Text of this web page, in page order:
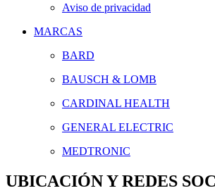
Aviso de privacidad
MARCAS
BARD
BAUSCH & LOMB
CARDINAL HEALTH
GENERAL ELECTRIC
MEDTRONIC
UBICACIÓN Y REDES